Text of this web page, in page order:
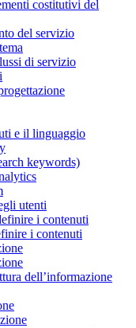
costitutivi del
del servizio
di servizio
e il linguaggio
keywords)
utenti
i contenuti
i contenuti
dell’informazione